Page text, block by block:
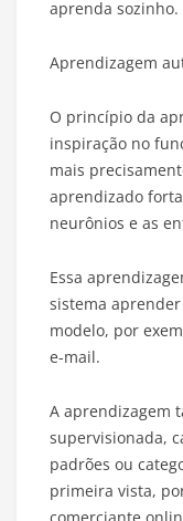
aprenda sozinho.
Aprendizagem
O princípio da
inspiração no
mais
aprendizado
neurônios e as
Essa
sistema
modelo, por
e-mail.
A aprendizagem
supervisionada,
padrões ou
primeira vista,